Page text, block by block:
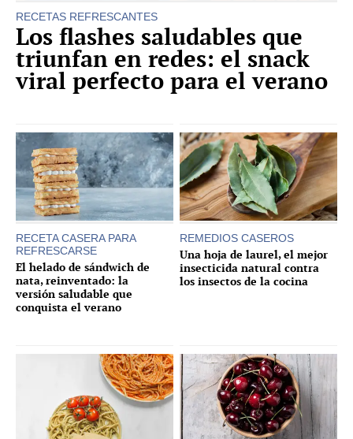
RECETAS REFRESCANTES
Los flashes saludables que
triunfan en redes: el snack
viral perfecto para el verano
RECETA CASERA PARA
REFRESCARSE
El helado de sándwich de
nata, reinventado: la
versión saludable que
conquista el verano
REMEDIOS CASEROS
Una hoja de laurel, el mejor
insecticida natural contra
los insectos de la cocina